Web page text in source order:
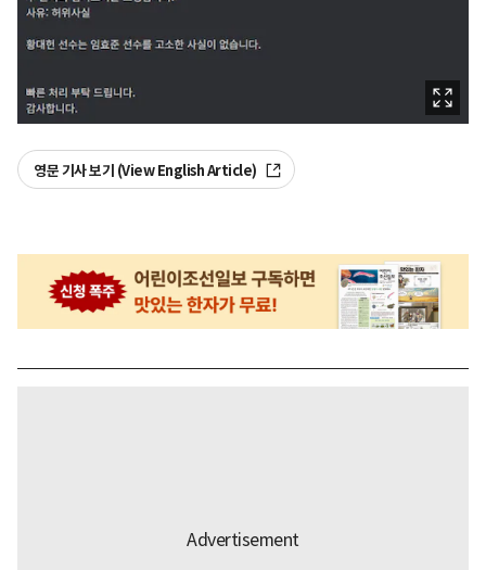
영문 기사 보기 (View English Article)